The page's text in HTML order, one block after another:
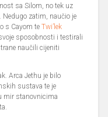
sa Silom, no tek uz
zatim, naučio je
s Cayom teTwi’lek
sposobnosti i testirali
naučili cijeniti
Arca Jethu je bilo
sustava te je
mir stanovnicima